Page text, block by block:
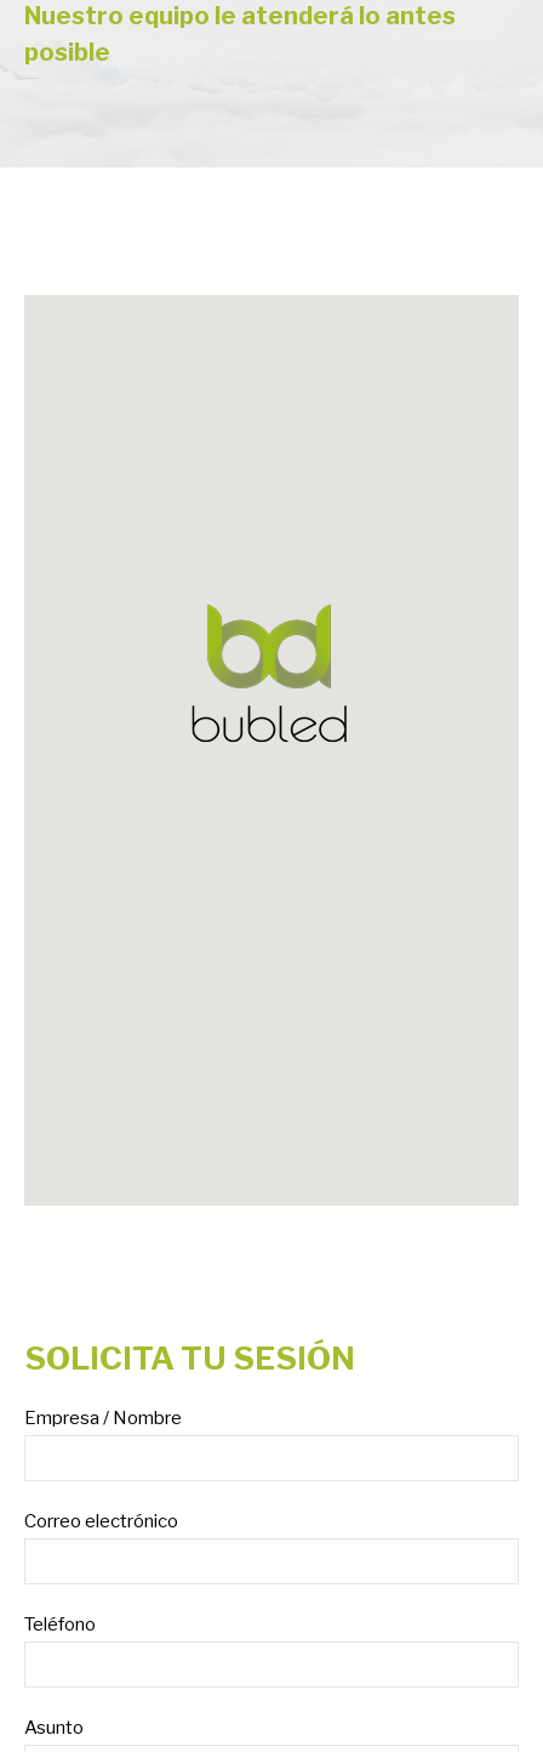
Nuestro equipo le atenderá lo antes
posible
SOLICITA TU SESIÓN
Empresa / Nombre
Correo electrónico
Teléfono
Asunto